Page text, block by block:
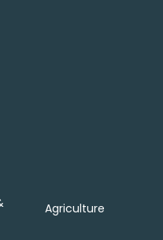
Agriculture